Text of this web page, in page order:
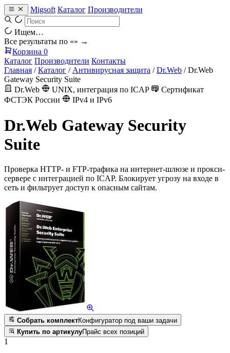
Migsoft Каталог Производители
Ищем…
Все результаты по «» →
Корзина 0
Каталог Производители Контакты
Главная / Каталог / Антивирусная защита / Dr.Web / Dr.Web
Gateway Security Suite
Dr.Web
UNIX, интеграция по ICAP
Сертификат
ФСТЭК России
IPv4 и IPv6
Dr.Web Gateway Security
Suite
Проверка HTTP- и FTP-трафика на интернет-шлюзе и прокси-
сервере с интеграцией по ICAP. Блокирует угрозу на входе в
сеть и фильтрует доступ к опасным сайтам.
Собрать комплектКонфигуратор под ваши задачи
Купить по артикулуПрайс всех позиций
1